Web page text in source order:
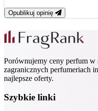
Opublikuj opinię
Porównujemy ceny perfum
zagranicznych perfumeriach
najlepsze oferty.
Szybkie linki